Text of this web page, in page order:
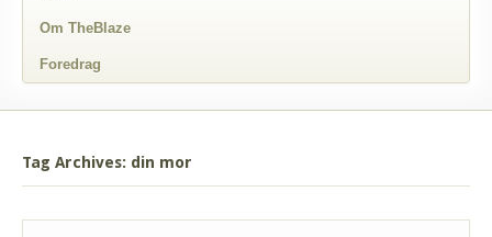
Om TheBlaze
Foredrag
Tag Archives: din mor